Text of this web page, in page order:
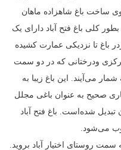
ساخت باغ شاهزاده ماهان
کلی باغ فتح آباد دارای یک
تا نزدیکی عمارت کشیده
ودرختانی که در دو سمت
می‌آیند. این باغ زیبا به
صحیح به عنوان باغی مجلل
شده‌است. باغ فتح آباد
می‌شود.
روستای اختیار آباد بروید.